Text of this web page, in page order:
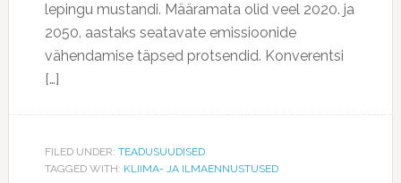
lepingu mustandi. Määramata olid veel 2020. ja
2050. aastaks seatavate emissioonide
vähendamise täpsed protsendid. Konverentsi
[…]
FILED UNDER: TEADUSUUDISED
TAGGED WITH: KLIIMA- JA ILMAENNUSTUSED